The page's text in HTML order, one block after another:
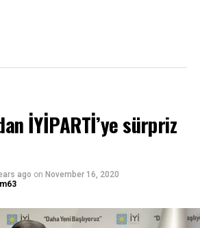
İYİPARTİ’ye sürpriz
ago on November 16, 2020